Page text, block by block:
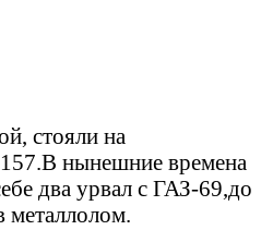
стояли на
нынешние времена
два урвал с ГАЗ-69,до
металлолом.